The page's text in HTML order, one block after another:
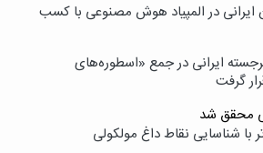
در المپیاد هوش مصنوعی با کسب
ایرانی در جمع «اسطوره‌های
گرفت
محقق شد
با شناسایی نقاط داغ مولکولی